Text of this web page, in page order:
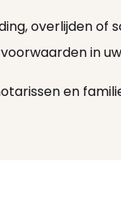
overlijden of
in
en